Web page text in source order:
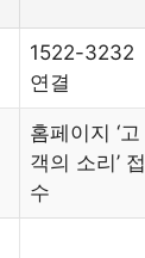
1522-3232
연결
홈페이지 ‘고
객의 소리’ 접
수